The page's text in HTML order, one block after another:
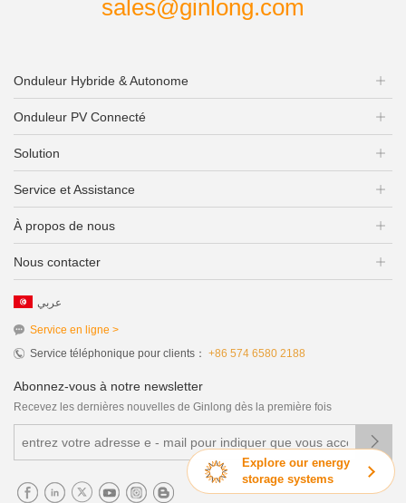
Explore our energy
storage systems
sales@ginlong.com
Onduleur Hybride & Autonome
Onduleur PV Connecté
Solution
Service et Assistance
À propos de nous
Nous contacter
عربي
Service en ligne >
Service téléphonique pour clients： +86 574 6580 2188
Abonnez-vous à notre newsletter
Recevez les dernières nouvelles de Ginlong dès la première fois
